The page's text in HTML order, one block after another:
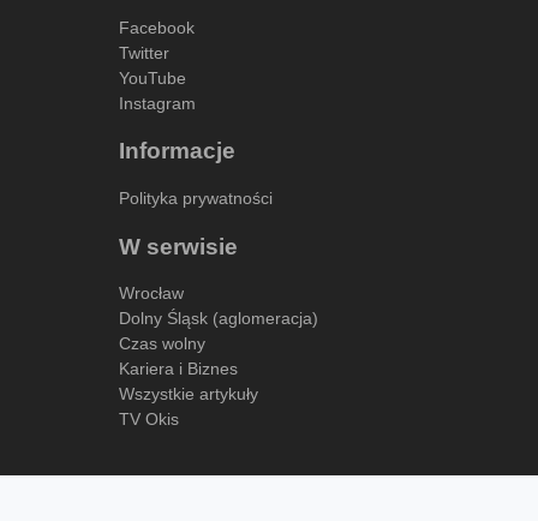
Facebook
Twitter
YouTube
Instagram
Informacje
Polityka prywatności
W serwisie
Wrocław
Dolny Śląsk (aglomeracja)
Czas wolny
Kariera i Biznes
Wszystkie artykuły
TV Okis